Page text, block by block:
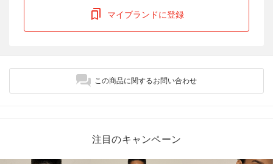
マイブランドに登録
この商品に関するお問い合わせ
注目のキャンペーン